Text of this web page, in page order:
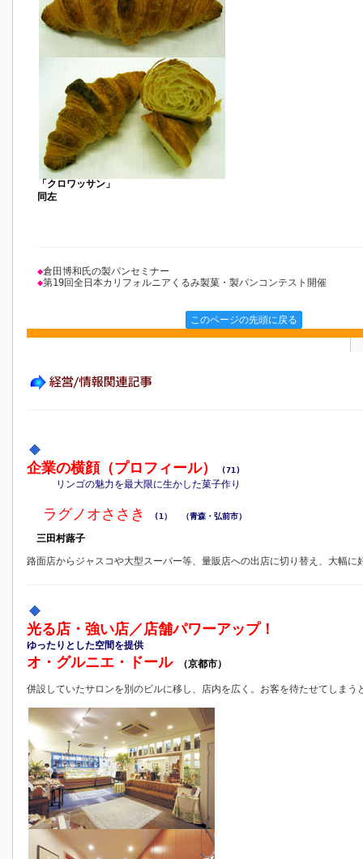
「クロワッサン」
同左
◆倉田博和氏の製パンセミナー
◆第19回全日本カリフォルニアくるみ製菓・製パンコンテスト開催
このページの先頭に戻る
企業の横顔（プロフィール） (71)
リンゴの魅力を最大限に生かした菓子作り
ラグノオささき (1） （青森・弘前市）
三田村蕗子
路面店からジャスコや大型スーパー等、量販店への出店に切り替え、大幅に
光る店・強い店／店舗パワーアップ！
ゆったりとした空間を提供
オ・グルニエ・ドール（京都市）
併設していたサロンを別のビルに移し、店内を広く。お客を待たせてしまう